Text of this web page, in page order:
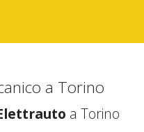
a Torino
a Torino